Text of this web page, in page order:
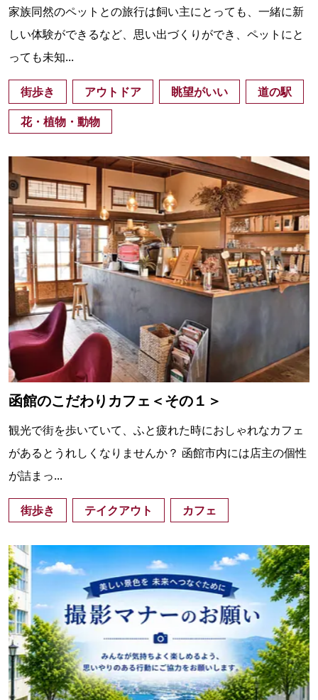
家族同然のペットとの旅行は飼い主にとっても、一緒に新
しい体験ができるなど、思い出づくりができ、ペットにと
っても未知...
街歩き アウトドア 眺望がいい
道の駅
花・植物・動物
函館のこだわりカフェ＜その１＞
観光で街を歩いていて、ふと疲れた時におしゃれなカフェ
があるとうれしくなりませんか？ 函館市内には店主の個性
が詰まっ...
街歩き テイクアウト カフェ